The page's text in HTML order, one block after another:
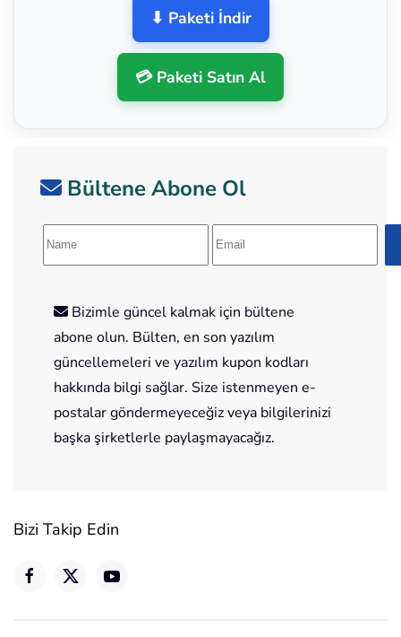
⬇ Paketi İndir
💳 Paketi Satın Al
Bültene Abone Ol
Bizimle güncel kalmak için bültene
abone olun. Bülten, en son yazılım
güncellemeleri ve yazılım kupon kodları
hakkında bilgi sağlar. Size istenmeyen e-
postalar göndermeyeceğiz veya bilgilerinizi
başka şirketlerle paylaşmayacağız.
Bizi Takip Edin